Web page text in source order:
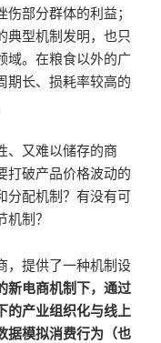
部分群体的利益；
典型机制发明，也只
域。在粮食以外的广
期长、损耗率较高的
、又难以储存的商
打破产品价格波动的
分配机制？有没有可
制？
，提供了一种机制设
新电商机制下，通过
的产业组织化与线上
据模拟消费行为（也